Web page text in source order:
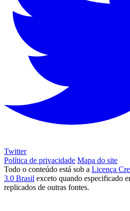
Twitter
Política de privacidade Mapa do site
Todo o conteúdo está sob a Licença
3.0 Brasil exceto quando especificado
replicados de outras fontes.